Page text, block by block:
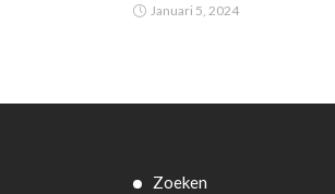
Januari 5, 2024
Zoeken